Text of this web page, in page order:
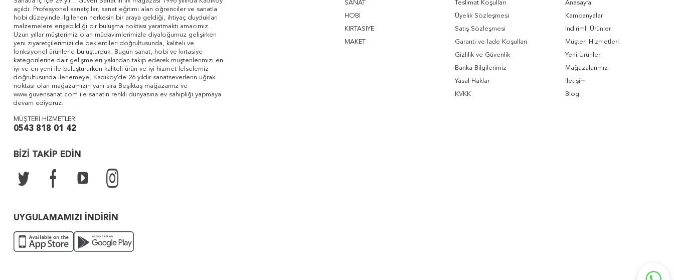
açıldı. Profesyonel sanatçılar, sanat eğitimi alan öğrenciler ve sanatla
hobi düzeyinde ilgilenen herkesin bir araya geldiği, ihtiyaç duydukları
malzemelere erişebildiği bir buluşma noktası yaratmaktı amacımız.
Uzun yıllar müşterimiz olan müdavimlerimizle diyaloğumuz gelişirken
yeni ziyaretçilerimizi de beklentileri doğrultusunda, kaliteli ve
fonksiyonel ürünlerle buluşturduk. Bugün sanat, hobi ve kırtasiye
kategorilerine dair gelişmeleri yakından takip ederek müşterilerimizi en
iyi ve en yeni ile buluştururken kaliteli ürün ve iyi hizmet felsefemiz
doğrultusunda ilerlemeye, Kadıköy'de 26 yıldır sanatseverlerin uğrak
noktası olan mağazamızın yanı sıra Beşiktaş mağazamız ve
www.guvensanat.com ile sanatın renkli dünyasına ev sahipliği yapmaya
devam ediyoruz.
MÜŞTERİ HİZMETLERİ
0543 818 01 42
BİZİ TAKİP EDİN
UYGULAMAMIZI İNDİRİN
SANAT
HOBİ
KIRTASİYE
MAKET
Teslimat Koşulları
Üyelik Sözleşmesi
Satış Sözleşmesi
Garanti ve İade Koşulları
Gizlilik ve Güvenlik
Banka Bilgilerimiz
Yasal Haklar
KVKK
Anasayfa
Kampanyalar
İndirimli Ürünler
Müşteri Hizmetleri
Yeni Ürünler
Mağazalarımız
İletişim
Blog